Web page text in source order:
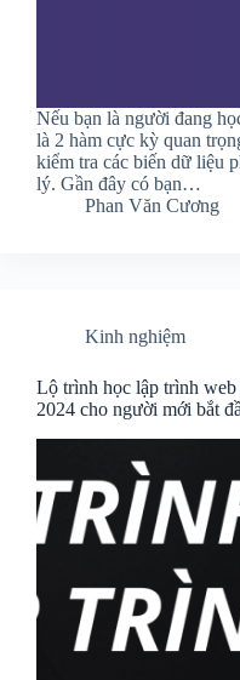
Nếu bạn là người đang
là 2 hàm cực kỳ quan
kiểm tra các biến dữ liệu
lý. Gần đây có bạn…
Phan Văn Cương
Kinh nghiệm
Lộ trình học lập trình
2024 cho người mới bắt